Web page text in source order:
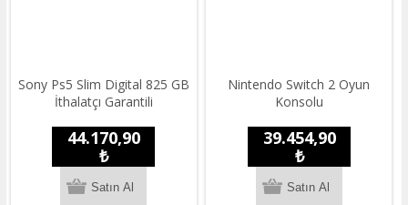
Sony Ps5 Slim Digital 825 GB
İthalatçı Garantili
44.170,90
₺
Nintendo Switch 2 Oyun
Konsolu
39.454,90
₺